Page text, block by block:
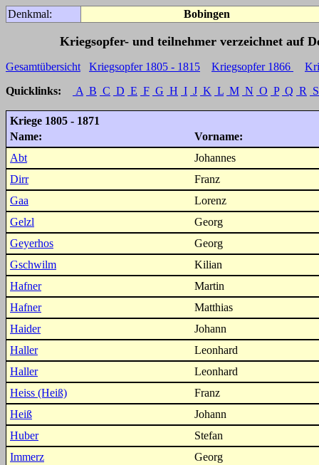
Denkmal: Bobingen
Kriegsopfer- und teilnehmer verzeichnet auf
Gesamtübersicht Kriegsopfer 1805 - 1815 Kriegsopfer 1866
Quicklinks:
A B C D E F G H I J K L M N O P Q R S
Kriege 1805 - 1871
Name:
Vorname:
Abt
Johannes
Dirr
Franz
Gaa
Lorenz
Gelzl
Georg
Geyerhos
Georg
Gschwilm
Kilian
Hafner
Martin
Hafner
Matthias
Haider
Johann
Haller
Leonhard
Haller
Leonhard
Heiss (Heiß)
Franz
Heiß
Johann
Huber
Stefan
Immerz
Georg